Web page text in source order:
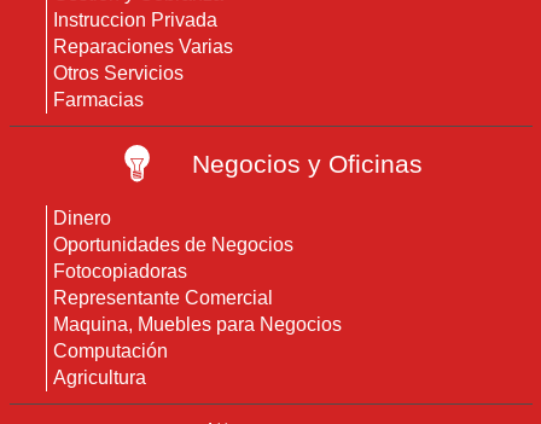
Instruccion Privada
Reparaciones Varias
Otros Servicios
Farmacias
Negocios y Oficinas
Dinero
Oportunidades de Negocios
Fotocopiadoras
Representante Comercial
Maquina, Muebles para Negocios
Computación
Agricultura